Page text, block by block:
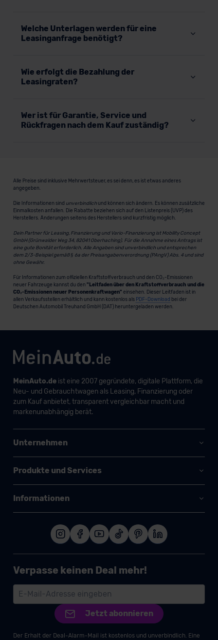
Welche Unterlagen werden für eine
Leasinganfrage benötigt?
Wie erfolgt die Bezahlung der
Leasingraten?
Wer ist für Garantie, Service und
Rückfragen nach dem Kauf zuständig?
Alle Preise sind inklusive Mehrwertsteuer, es sei denn, es ist etwas anderes
angegeben.
Die Informationen sind unverbindlichund können sich ändern. Es können zusätzliche
Einmalkosten anfallen. Die Rabatte beziehen sich auf den Listenpreis (UVP) des
Herstellers. Änderungen seitens des Herstellers sind kurzfristig möglich.
Dein Partner für Leasing, Finanzierung und Vario-Finanzierung ist Mobility Concept
GmbH (Grünwalder Weg 34, 82041 Oberhaching). Für die Annahme eines Antrags ist
eine gute Bonität erforderlich. Alle Angaben sind unverbindlich und entsprechen
dem 2/3-Beispiel gemäß § 6a der Preisangabenverordnung (PAngV) Abs. 4 und sind
ohne Gewähr.
Für Informationen zum offiziellen Kraftstoffverbrauch und den CO₂-Emissionen
neuer Fahrzeuge kannst du den "Leitfaden über den Kraftstoffverbrauch und die
CO₂-Emissionen neuer Personenkraftwagen" einsehen. Dieser Leitfaden ist in
allen Verkaufsstellen erhältlich und kann kostenlos als PDF-Download bei der
Deutschen Automobil Treuhand GmbH (DAT) heruntergeladen werden.
MeinAuto.deist eine 2007 gegründete, digitale Plattform, die
Neu- und Gebrauchtwagen als Leasing, Finanzierung oder
zum Kauf anbietet, transparent vergleichbar macht und
markenunabhängig berät.
Unternehmen
Produkte und Services
Informationen
Verpasse keinen Deal mehr!
Jetzt abonnieren
Der Erhalt der Deal-Alarm-Mail ist kostenlos und unverbindlich. Eine